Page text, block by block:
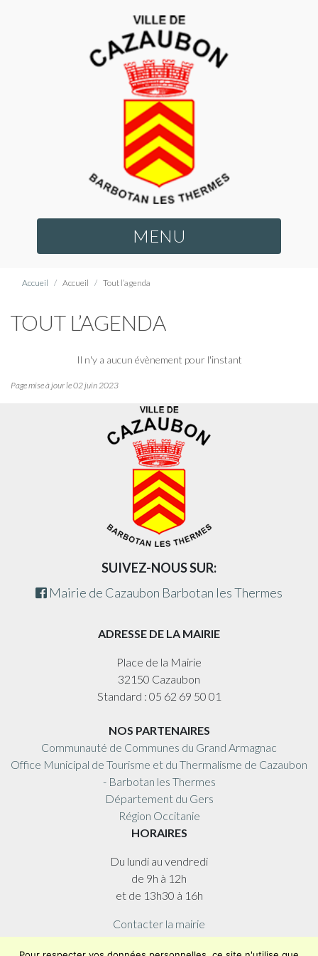
MENU
Accueil Accueil Tout l’agenda
TOUT L’AGENDA
Il n'y a aucun évènement pour l'instant
Page mise à jour le 02 juin 2023
ADRESSE DE LA MAIRIE
Place de la Mairie
32150 Cazaubon
Standard : 05 62 69 50 01
NOS PARTENAIRES
Communauté de Communes du Grand Armagnac
Office Municipal de Tourisme et du Thermalisme de Cazaubon
- Barbotan les Thermes
Département du Gers
Région Occitanie
SUIVEZ-NOUS SUR:
Mairie de Cazaubon Barbotan les Thermes
HORAIRES
Du lundi au vendredi
de 9h à 12h
et de 13h30 à 16h
Contacter la mairie
Plan du site